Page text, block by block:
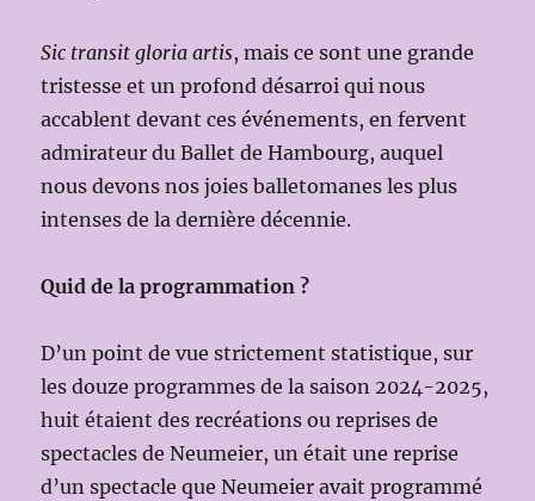
Sic transit gloria artis, mais ce sont une grande
tristesse et un profond désarroi qui nous
accablent devant ces événements, en fervent
admirateur du Ballet de Hambourg, auquel
nous devons nos joies balletomanes les plus
intenses de la dernière décennie.
Quid de la programmation ?
D’un point de vue strictement statistique, sur
les douze programmes de la saison 2024-2025,
huit étaient des recréations ou reprises de
spectacles de Neumeier, un était une reprise
d’un spectacle que Neumeier avait programmé